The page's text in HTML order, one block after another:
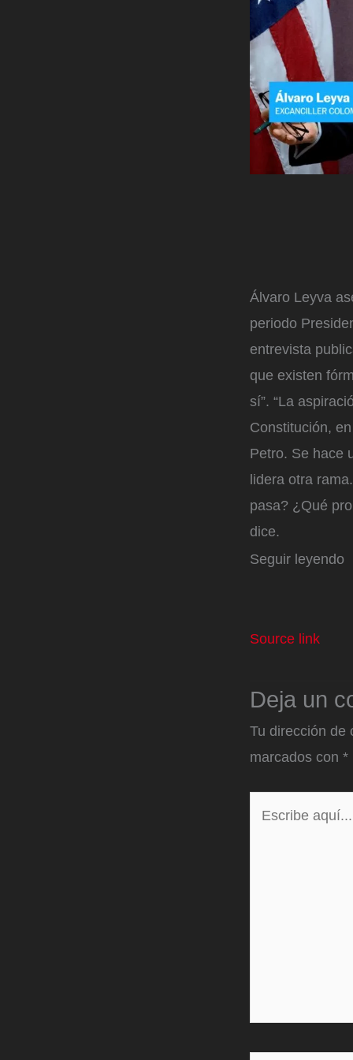
Álvaro Leyva
periodo
entrevista
que existen
sí”. “La
Constitución,
Petro. Se hace
lidera otra
pasa? ¿Qué
dice.
Seguir leyendo
Source link
Deja un
Tu dirección de
marcados con *